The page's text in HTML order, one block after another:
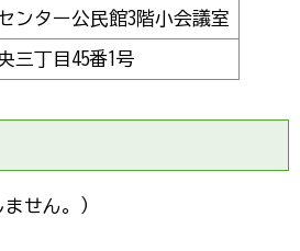
ンター公民館3階小会議室
三丁目45番1号
せん。）